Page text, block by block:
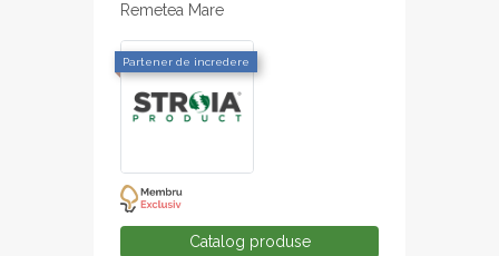
Remetea Mare
Partener de incredere
Catalog produse